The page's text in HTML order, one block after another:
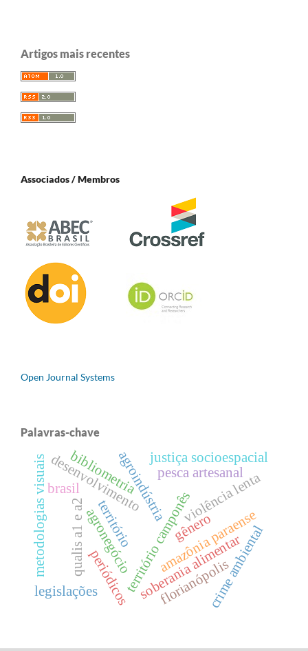
Artigos mais recentes
Associados / Membros
Open Journal Systems
Palavras-chave
território camponêsviolência lenta
agroindústria
soberania alimentar
amazônia paraense
crime ambiental
território gênero
pesca artesanal
justiça socioespacial
desenvolvimento
bibliometria
periódicos
qualis a1 e a2agronegócio
legislações
brasil
florianópolis
metodologias visuais